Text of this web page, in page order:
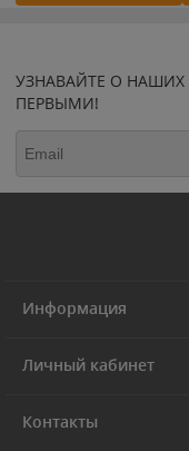
УЗНАВАЙТЕ О
ПЕРВЫМИ!
Информация
Личный кабинет
Контакты